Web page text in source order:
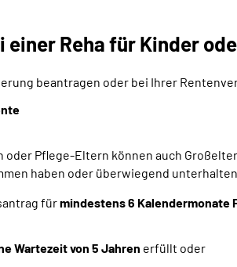
einer Reha für Kinder
beantragen oder bei Ihrer
Pflege-Eltern können auch
haben oder überwiegend
fürmindestens 6 Kalendermonate
Wartezeit von 5 Jahren erfüllt oder